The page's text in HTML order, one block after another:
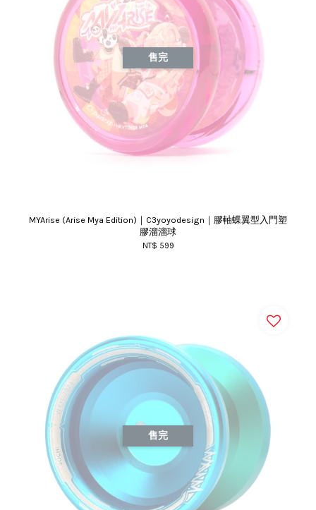
售完
MYArise (Arise Mya Edition)｜C3yoyodesign｜膠軸蝶翼型入門塑
膠溜溜球
NT$ 599
售完